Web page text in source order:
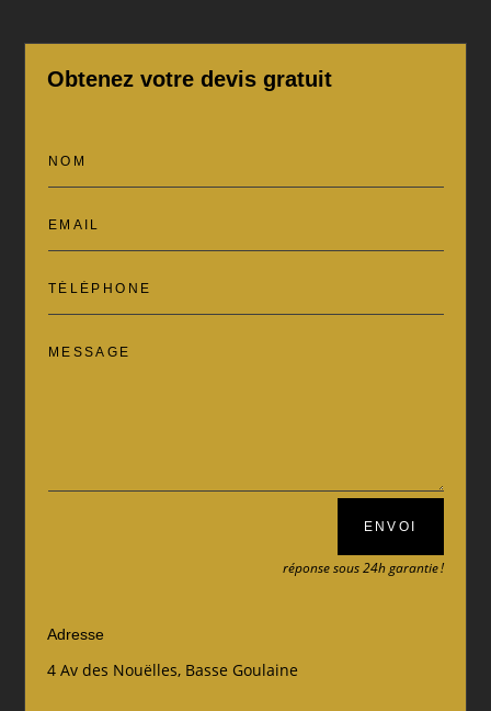
Obtenez votre devis gratuit
ENVOI
réponse sous 24h garantie !
Adresse
4 Av des Nouëlles, Basse Goulaine